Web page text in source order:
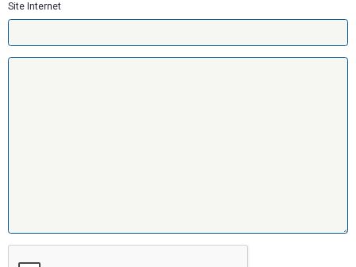
Site Internet